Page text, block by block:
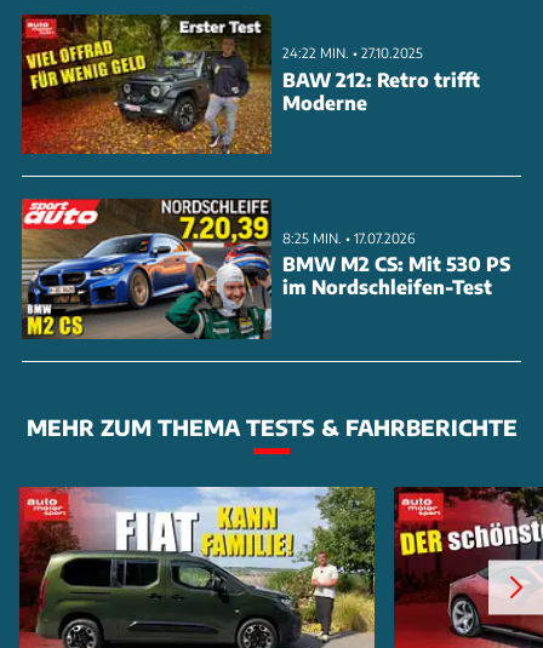
24:22 MIN. • 27.10.2025
BAW 212: Retro trifft
Moderne
8:25 MIN. • 17.07.2026
BMW M2 CS: Mit 530 PS
im Nordschleifen-Test
MEHR ZUM THEMA TESTS & FAHRBERICHTE